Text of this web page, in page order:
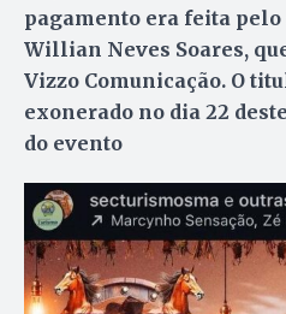
pagamento era feita
Willian Neves Soares,
Vizzo Comunicação. O
exonerado no dia 22
do evento